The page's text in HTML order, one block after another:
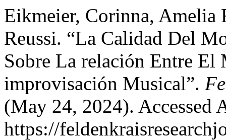
Eikmeier, Corinna, Amelia
Reussi. “La Calidad Del
Sobre La relación Entre
improvisación Musical”.
(May 24, 2024). Accessed
https://